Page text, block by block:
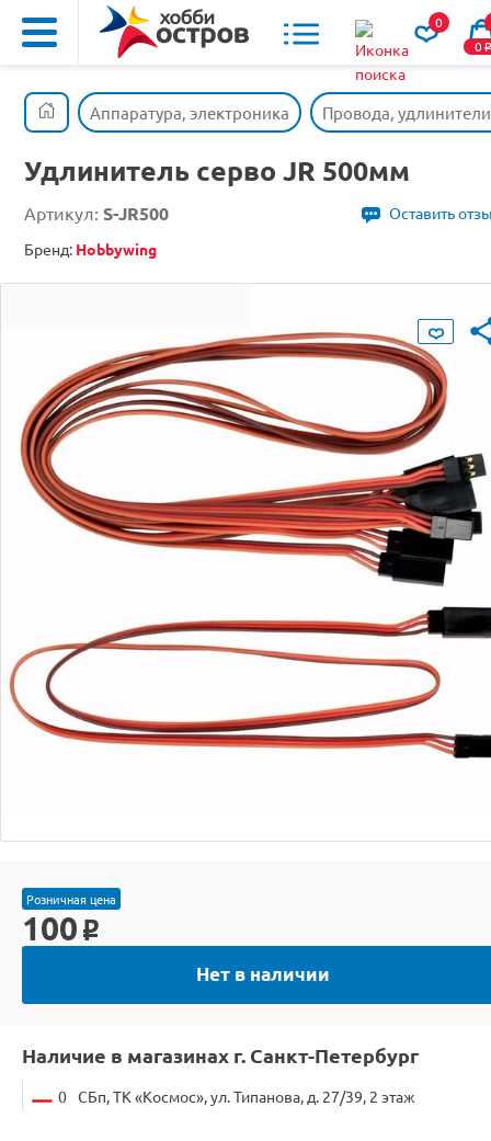
0
0o
Аппаратура, электроника Провода,
Удлинитель серво JR 500мм
Артикул: S-JR500
Оставить
Бренд: Hobbywing
Розничная цена
100 o
Нет в наличии
Наличие в магазинах г. Санкт-Петербург
0 СБп, ТК «Космос», ул. Типанова, д. 27/39, 2 этаж